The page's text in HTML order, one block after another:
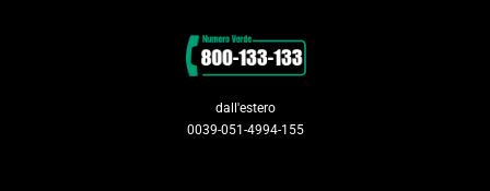
dall'estero
0039-051-4994-155